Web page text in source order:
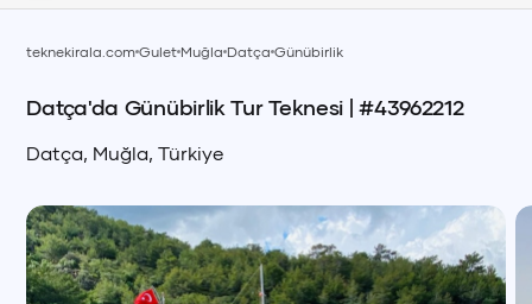
teknekirala.com Gulet Muğla Datça Günübirlik
Datça'da Günübirlik Tur Teknesi | #43962212
Datça, Muğla,Türkiye